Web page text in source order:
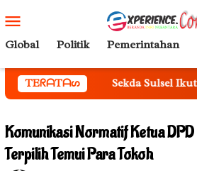
ke
kontenMobile
Global Politik Pemerintahan
TEᖇᗩTᗩᔕ
Sekda Sulsel Ikuti Rakor UCJ
Komunikasi Normatif Ketua
Terpilih Temui Para Tokoh